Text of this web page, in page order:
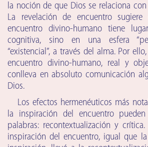
la noción de que Dios se relaciona
La revelación de encuentro
encuentro divino-humano tiene
cognitiva, sino en una esfera
“existencial”, a través del alma. Por
encuentro divino-humano, real y
conlleva en absoluto comunicación
Dios.
Los efectos hermenéuticos más
la inspiración del encuentro
palabras: recontextualización y
inspiración del encuentro, igual que